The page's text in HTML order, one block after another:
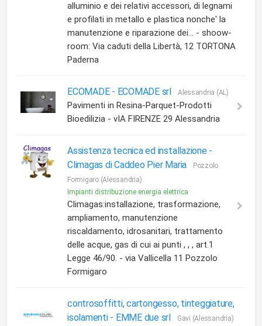
alluminio e dei relativi accessori, di legnami
e profilati in metallo e plastica nonche' la
manutenzione e riparazione dei... - shoow-
room: Via caduti della Libertà, 12 TORTONA
Paderna
ECOMADE - ECOMADE srl Alessandria (AL)
Pavimenti in Resina-Parquet-Prodotti
Bioedilizia - vIA FIRENZE 29 Alessandria
Assistenza tecnica ed installazione -
Climagas di Caddeo Pier Maria
Pozzolo
Formigaro (Alessandria)
Impianti distribuzione energia elettrica
Climagas:installazione, trasformazione,
ampliamento, manutenzione
riscaldamento, idrosanitari, trattamento
delle acque, gas di cui ai punti , , , art.1
Legge 46/90. - via Vallicella 11 Pozzolo
Formigaro
controsoffitti, cartongesso, tinteggiature,
isolamenti - EMME due srl
Gavi (Alessandria)